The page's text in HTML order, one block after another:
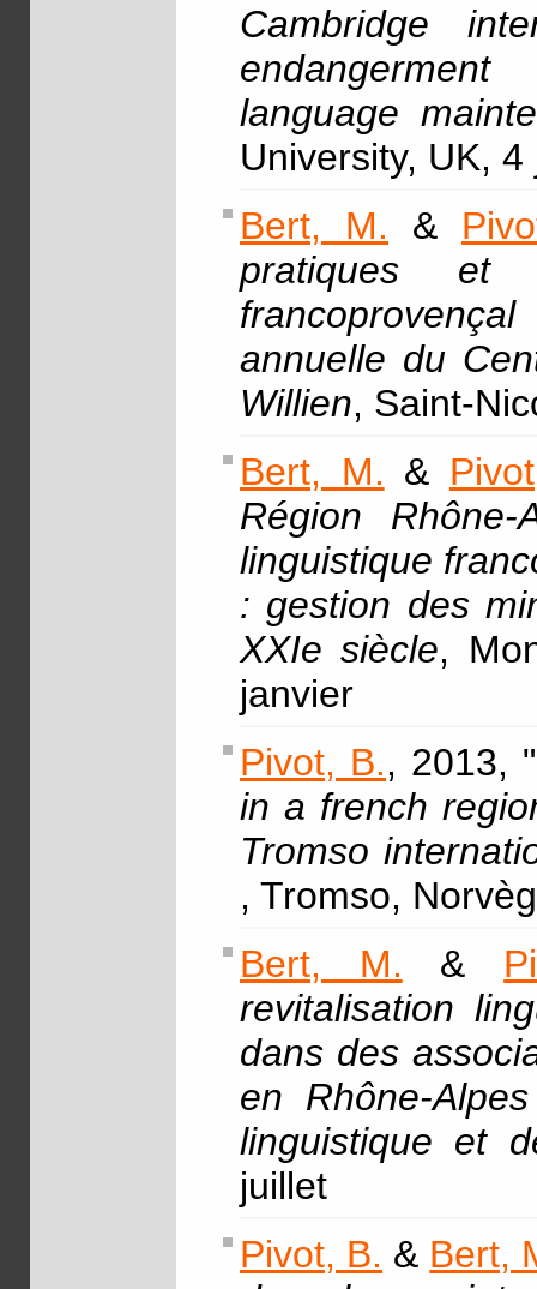
Cambridge
language
University, UK, 4
Bert, M. &
pratiques et
annuelle du
Willien, Saint-
Bert, M. &
Région Rhône-
linguistique
: gestion des
XXIe siècle,
janvier
Pivot, B., 2013, "
in a french
Tromso
, Tromso,
Bert, M. &
revitalisation
dans des
en Rhône-
linguistique et
juillet
Pivot, B. & Bert,